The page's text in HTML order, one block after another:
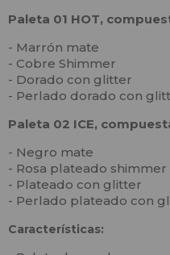
Paleta 01 HOT,
- Marrón mate
- Cobre Shimmer
- Dorado con glitter
- Perlado dorado con
Paleta 02 ICE,
- Negro mate
- Rosa plateado shimmer
- Plateado con glitter
- Perlado plateado con
Características: